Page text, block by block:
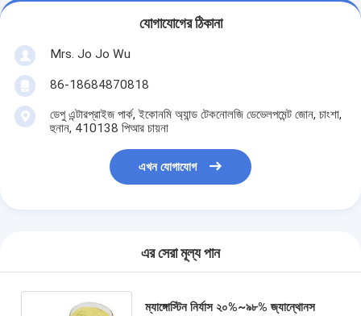
যোগাযোগের ঠিকানা
Mrs. Jo Jo Wu
86-18684870818
ডেপু এন্টারপ্রাইজ পার্ক, ইকোনমি অ্যান্ড টেকনোলজি ডেভেলপমেন্ট জোন, চাংশা,
হুনান, 410138 পিআর চায়না
এখন যোগাযোগ
এর সেরা মূল্য পান
ম্যাঙ্গোস্টিন নির্যাস ২০%~৯৮% জ্যান্থোনস